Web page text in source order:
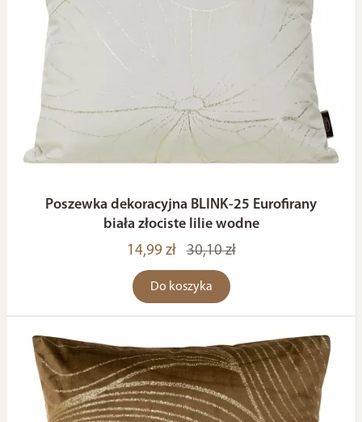
Poszewka dekoracyjna BLINK-25 Eurofirany
biała złociste lilie wodne
14,99 zł
30,10 zł
Do koszyka